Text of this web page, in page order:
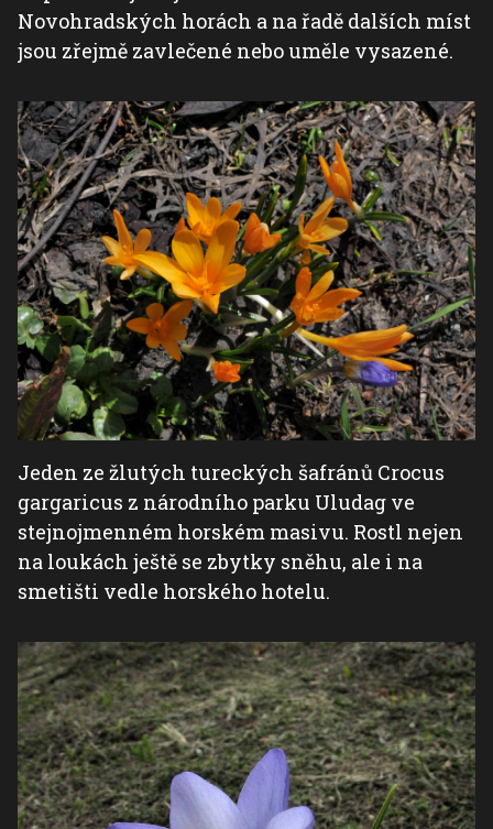
Novohradských horách a na řadě dalších míst
jsou zřejmě zavlečené nebo uměle vysazené.
Jeden ze žlutých tureckých šafránů Crocus
gargaricus z národního parku Uludag ve
stejnojmenném horském masivu. Rostl nejen
na loukách ještě se zbytky sněhu, ale i na
smetišti vedle horského hotelu.